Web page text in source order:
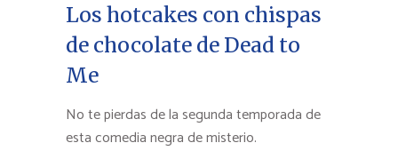
Los hotcakes con chispas
de chocolate de Dead to
Me
No te pierdas de la segunda temporada de
esta comedia negra de misterio.